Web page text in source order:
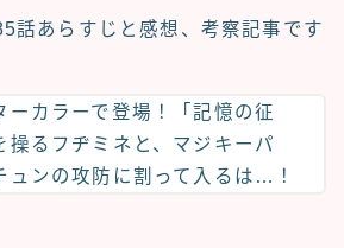
話あらすじと感想、考察記事 です
ーカラーで登場！「記憶の征
操るフヂミネと、マジキーパ
ュンの攻防に割って入るは…！